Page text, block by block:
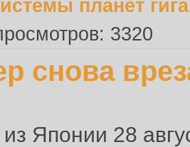
планет
3320
снова
Японии 28